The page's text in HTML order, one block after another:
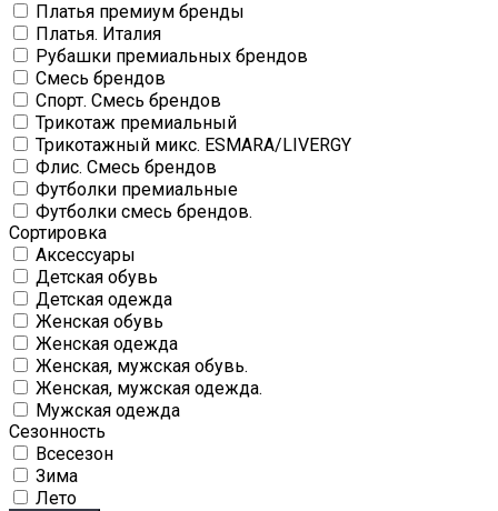
Платья премиум бренды
Платья. Италия
Рубашки премиальных брендов
Смесь брендов
Спорт. Смесь брендов
Трикотаж премиальный
Трикотажный микс. ESMARA/LIVERGY
Флис. Смесь брендов
Футболки премиальные
Футболки смесь брендов.
Сортировка
Аксессуары
Детская обувь
Детская одежда
Женская обувь
Женская одежда
Женская, мужская обувь.
Женская, мужская одежда.
Мужская одежда
Сезонность
Всесезон
Зима
Лето